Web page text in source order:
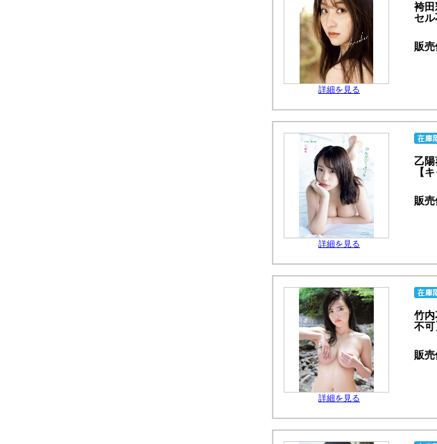
詳細を見る
袴
セル
販
詳細を見る
乙陽
【
販
詳細を見る
竹
不可
販